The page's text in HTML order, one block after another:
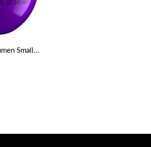
Crema para dar volumen Small Talk de TIGI Bed Head